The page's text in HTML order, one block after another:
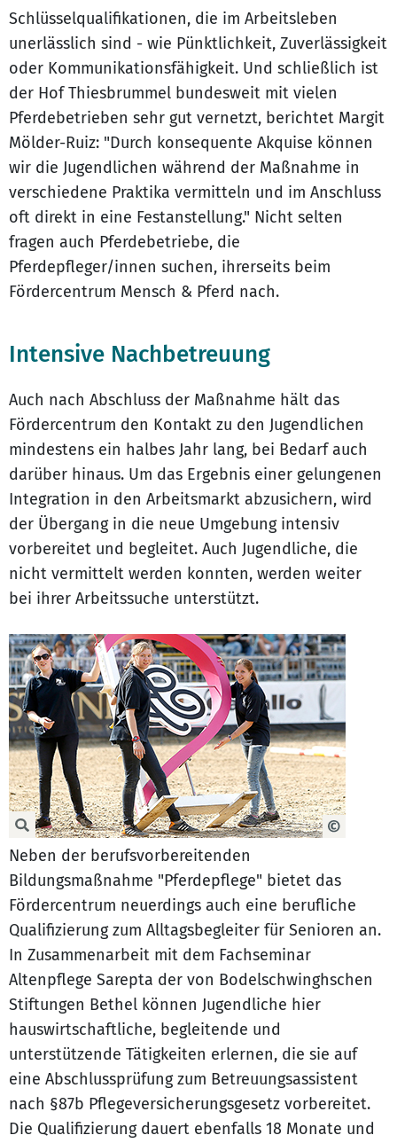
Schlüsselqualifikationen, die im Arbeitsleben
unerlässlich sind - wie Pünktlichkeit, Zuverlässigkeit
oder Kommunikationsfähigkeit. Und schließlich ist
der Hof Thiesbrummel bundesweit mit vielen
Pferdebetrieben sehr gut vernetzt, berichtet Margit
Mölder-Ruiz: "Durch konsequente Akquise können
wir die Jugendlichen während der Maßnahme in
verschiedene Praktika vermitteln und im Anschluss
oft direkt in eine Festanstellung." Nicht selten
fragen auch Pferdebetriebe, die
Pferdepfleger/innen suchen, ihrerseits beim
Fördercentrum Mensch & Pferd nach.
Intensive Nachbetreuung
Auch nach Abschluss der Maßnahme hält das
Fördercentrum den Kontakt zu den Jugendlichen
mindestens ein halbes Jahr lang, bei Bedarf auch
darüber hinaus. Um das Ergebnis einer gelungenen
Integration in den Arbeitsmarkt abzusichern, wird
der Übergang in die neue Umgebung intensiv
vorbereitet und begleitet. Auch Jugendliche, die
nicht vermittelt werden konnten, werden weiter
bei ihrer Arbeitssuche unterstützt.
Neben der berufsvorbereitenden
Bildungsmaßnahme "Pferdepflege" bietet das
Fördercentrum neuerdings auch eine berufliche
Qualifizierung zum Alltagsbegleiter für Senioren an.
In Zusammenarbeit mit dem Fachseminar
Altenpflege Sarepta der von Bodelschwinghschen
Stiftungen Bethel können Jugendliche hier
hauswirtschaftliche, begleitende und
unterstützende Tätigkeiten erlernen, die sie auf
eine Abschlussprüfung zum Betreuungsassistent
nach §87b Pflegeversicherungsgesetz vorbereitet.
Die Qualifizierung dauert ebenfalls 18 Monate und